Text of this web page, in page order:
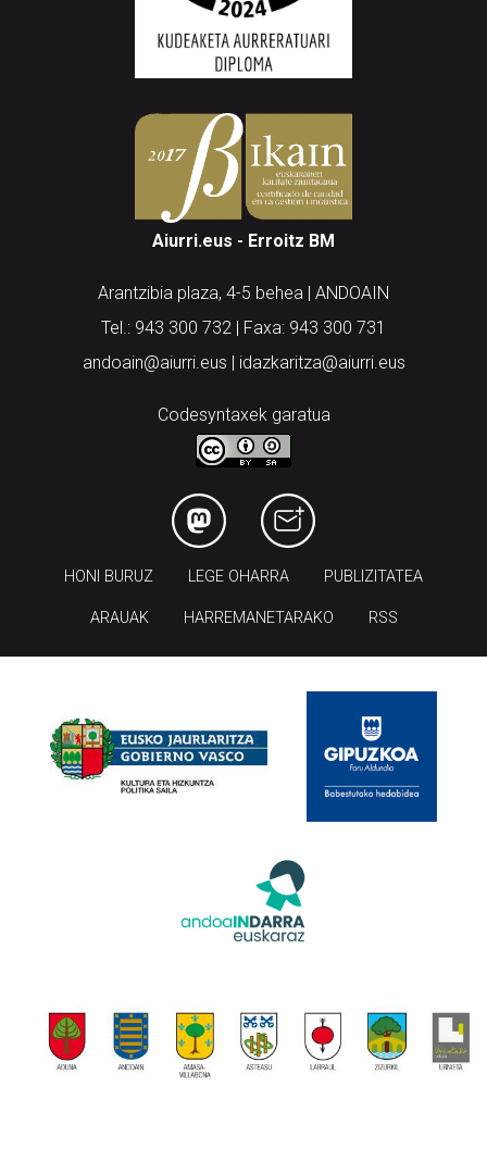
Aiurri.eus - Erroitz BM
Arantzibia plaza, 4-5 behea | ANDOAIN
Tel.: 943 300 732 | Faxa: 943 300 731
andoain@aiurri.eus | idazkaritza@aiurri.eus
Codesyntaxek garatua
HONI BURUZ LEGE OHARRA PUBLIZITATEA
ARAUAK HARREMANETARAKO RSS